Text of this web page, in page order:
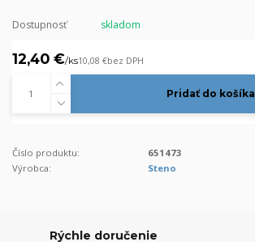
Dostupnosť skladom
12,40 €/ks10,08 €bez DPH
Pridať do košíka
Číslo produktu:
651473
Výrobca:
Steno
Rýchle doručenie